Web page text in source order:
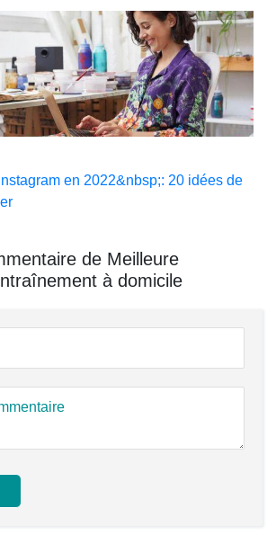
en 2022&nbsp;: 20 idées de
de Meilleure
à domicile